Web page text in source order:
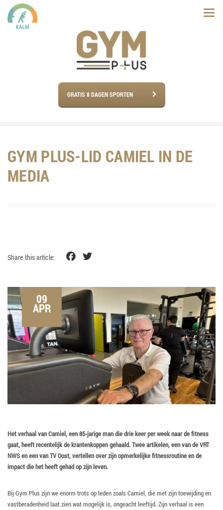
GRATIS 8 DAGEN SPORTEN
GYM PLUS-LID CAMIEL IN DE
MEDIA
Share this article: Facebook
09
APR
Het verhaal van Camiel, een 85-jarige man die drie keer per week naar de fitness
gaat, heeft recentelijk de krantenkoppen gehaald. Twee artikelen, een van de VRT
NWS en een van TV Oost, vertellen over zijn opmerkelijke fitnessroutine en de
impact die het heeft gehad op zijn leven.
Bij Gym Plus zijn we enorm trots op leden zoals Camiel, die met zijn toewijding en
vastberadenheid laat zien wat mogelijk is, ongeacht leeftijd. Zijn verhaal is een